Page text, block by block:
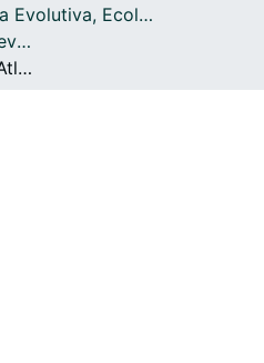
Navega per tot el DD
Com publicar
Biologia Evolutiva, Ecologia i Ciències Ambientals
Articles publicats en revistes (Biologia Evolutiva, Ecologia i Ciències Ambientals)
The isotopic niche of Atlantic, biting marine mammals and its relationship to skull morphology and body size